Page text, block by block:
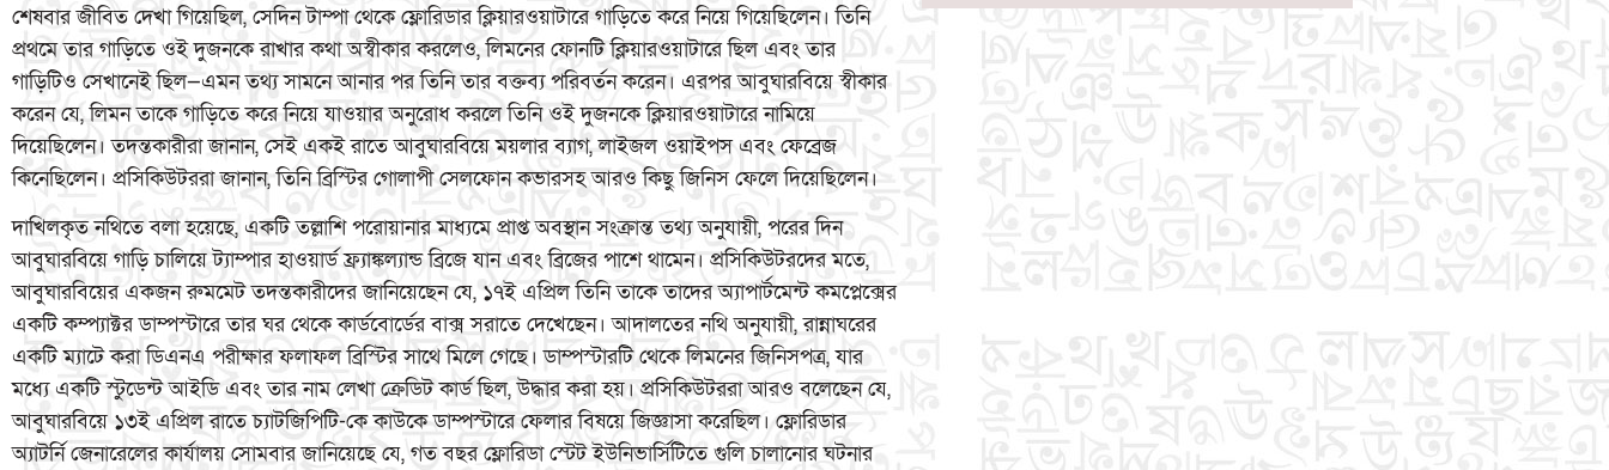
শেষবার জীবিত দেখা গিয়েছিল, সেদিন টাম্পা থেকে ফ্লোরিডার ক্লিয়ারওয়াটারে গাড়িতে করে নিয়ে গিয়েছিলেন। তিনি
প্রথমে তার গাড়িতে ওই দুজনকে রাখার কথা অস্বীকার করলেও, লিমনের ফোনটি ক্লিয়ারওয়াটারে ছিল এবং তার
গাড়িটিও সেখানেই ছিল—এমন তথ্য সামনে আনার পর তিনি তার বক্তব্য পরিবর্তন করেন। এরপর আবুঘারবিয়ে স্বীকার
করেন যে, লিমন তাকে গাড়িতে করে নিয়ে যাওয়ার অনুরোধ করলে তিনি ওই দুজনকে ক্লিয়ারওয়াটারে নামিয়ে
দিয়েছিলেন। তদন্তকারীরা জানান, সেই একই রাতে আবুঘারবিয়ে ময়লার ব্যাগ, লাইজল ওয়াইপস এবং ফেব্রেজ
কিনেছিলেন। প্রসিকিউটররা জানান, তিনি ব্রিস্টির গোলাপী সেলফোন কভারসহ আরও কিছু জিনিস ফেলে দিয়েছিলেন।
দাখিলকৃত নথিতে বলা হয়েছে, একটি তল্লাশি পরোয়ানার মাধ্যমে প্রাপ্ত অবস্থান সংক্রান্ত তথ্য অনুযায়ী, পরের দিন
আবুঘারবিয়ে গাড়ি চালিয়ে ট্যাম্পার হাওয়ার্ড ফ্র্যাঙ্কল্যান্ড ব্রিজে যান এবং ব্রিজের পাশে থামেন। প্রসিকিউটরদের মতে,
আবুঘারবিয়ের একজন রুমমেট তদন্তকারীদের জানিয়েছেন যে, ১৭ই এপ্রিল তিনি তাকে তাদের অ্যাপার্টমেন্ট কমপ্লেক্সের
একটি কম্প্যাক্টর ডাম্পস্টারে তার ঘর থেকে কার্ডবোর্ডের বাক্স সরাতে দেখেছেন। আদালতের নথি অনুযায়ী, রান্নাঘরের
একটি ম্যাটে করা ডিএনএ পরীক্ষার ফলাফল ব্রিস্টির সাথে মিলে গেছে। ডাম্পস্টারটি থেকে লিমনের জিনিসপত্র, যার
মধ্যে একটি স্টুডেন্ট আইডি এবং তার নাম লেখা ক্রেডিট কার্ড ছিল, উদ্ধার করা হয়। প্রসিকিউটররা আরও বলেছেন যে,
আবুঘারবিয়ে ১৩ই এপ্রিল রাতে চ্যাটজিপিটি-কে কাউকে ডাম্পস্টারে ফেলার বিষয়ে জিজ্ঞাসা করেছিল। ফ্লোরিডার
অ্যাটর্নি জেনারেলের কার্যালয় সোমবার জানিয়েছে যে, গত বছর ফ্লোরিডা স্টেট ইউনিভার্সিটিতে গুলি চালানোর ঘটনার